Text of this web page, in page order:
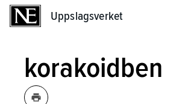
Uppslagsverket
korakoidben